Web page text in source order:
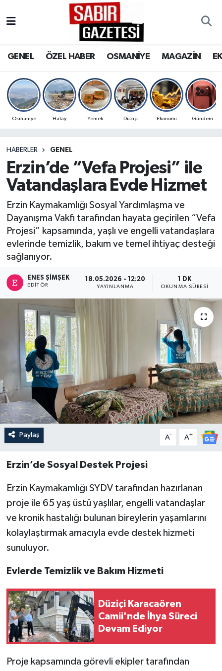
GENEL ÖZEL HABER OSMANİYE MAGAZİN
Osmaniye Hatay Yemek Düziçi Ekonomi Gündem
HABERLER GENEL
Erzin’de “Vefa Projesi” ile
Vatandaşlara Evde Hizmet
Erzin Kaymakamlığı Sosyal Yardımlaşma ve
Dayanışma Vakfı tarafından hayata geçirilen “Vefa
Projesi” kapsamında, yaşlı ve engelli vatandaşlara
evlerinde temizlik, bakım ve temel ihtiyaç desteği
sağlanıyor.
ENES ŞIMŞEK
EDITÖR
18.05.2026 - 12:20
YAYINLANMA
1 DK
OKUNMA SÜRESI
Paylaş A- A+
Erzin’de Sosyal Destek Projesi
Erzin Kaymakamlığı SYDV tarafından hazırlanan
proje ile 65 yaş üstü yaşlılar, engelli vatandaşlar
ve kronik hastalığı bulunan bireylerin yaşamlarını
kolaylaştırmak amacıyla evde destek hizmeti
sunuluyor.
Evlerde Temizlik ve Bakım Hizmeti
Düziçi Karacaören
Camii'nde İhya Süreci
Devam Ediyor
Proje kapsamında görevli ekipler tarafından
OSMANİYE
MAGAZİN
SPOR
RESMİ İLANLAR
Osmaniye Nöbetçi Eczaneler
Osmaniye Trafik Yoğunluk Haritası
Süper Lig Puan Durumu ve Fikstür
Son Dakika Haberleri
Haber Arşivi